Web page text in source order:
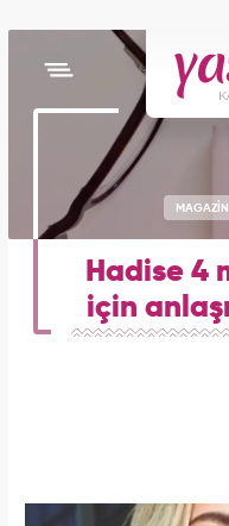
MAGAZİN
Hadise 4
için